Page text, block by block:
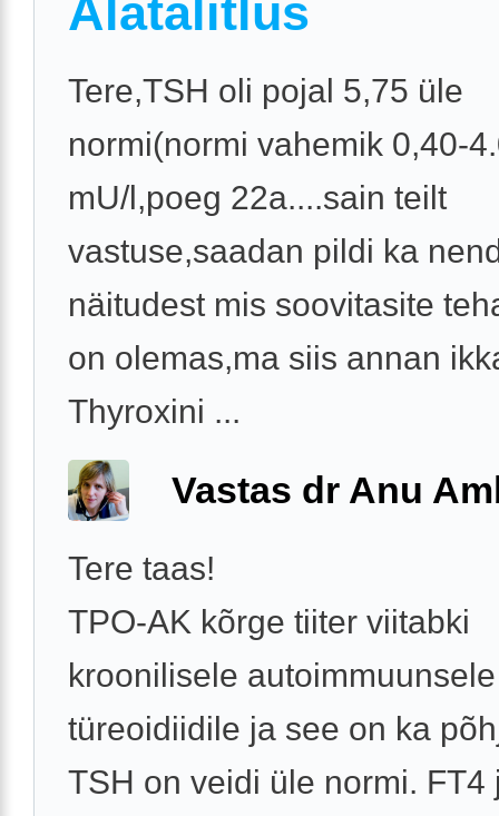
Alatalitlus
Tere,TSH oli pojal 5,75 üle
normi(normi vahemik 0,40-
mU/l,poeg 22a....sain teilt
vastuse,saadan pildi ka
näitudest mis soovitasite
on olemas,ma siis annan
Thyroxini ...
Vastas dr Anu
Tere taas!
TPO-AK kõrge tiiter viitabki
kroonilisele autoimmuunsele
türeoidiidile ja see on ka
TSH on veidi üle normi. FT4